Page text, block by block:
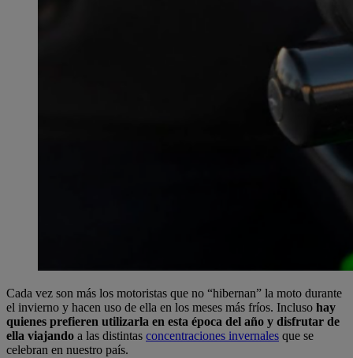
Cada vez son más los motoristas que no “hibernan” la moto durante
el invierno y hacen uso de ella en los meses más fríos. Incluso hay
quienes prefieren utilizarla en esta época del año y disfrutar de
ella viajando a las distintas concentraciones invernales que se
celebran en nuestro país.